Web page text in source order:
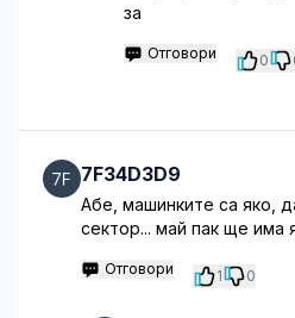
за
Отговори 0
7F34D3D9
Абе, машинките са яко,
сектор... май пак ще има
Отговори 1 0